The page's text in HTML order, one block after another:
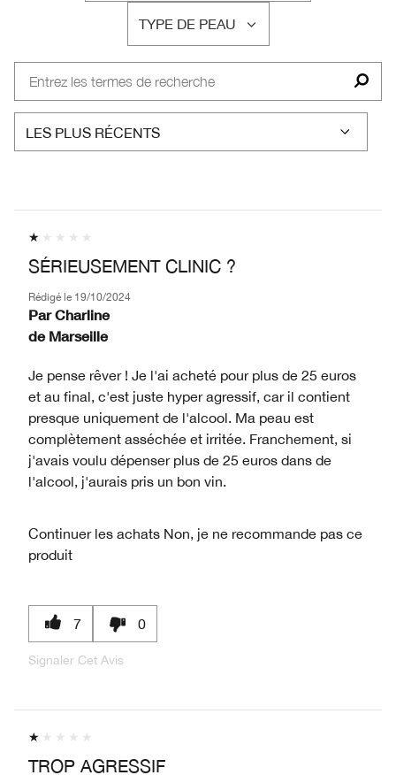
TYPE DE PEAU
FRANÇAIS
SÉRIEUSEMENT CLINIC ?
Rédigé le 19/10/2024
Par Charline
de Marseille
Je pense rêver ! Je l'ai acheté pour plus de 25 euros
et au final, c'est juste hyper agressif, car il contient
presque uniquement de l'alcool. Ma peau est
complètement asséchée et irritée. Franchement, si
j'avais voulu dépenser plus de 25 euros dans de
l'alcool, j'aurais pris un bon vin.
Continuer les achats Non, je ne recommande pas ce
produit
7 0
Signaler Cet Avis
TROP AGRESSIF